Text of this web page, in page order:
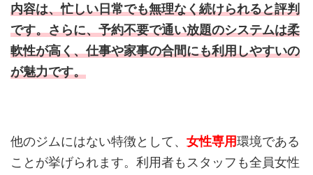
内容は、忙しい日常でも無理なく続けられると評判
です。さらに、予約不要で通い放題のシステムは柔
軟性が高く、仕事や家事の合間にも利用しやすいの
が魅力です。
他のジムにはない特徴として、 女性専用環境である
ことが挙げられます。利用者もスタッフも全員女性